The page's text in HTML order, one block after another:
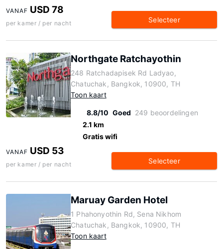
VANAF USD 78
per kamer / per nacht Selecteer
Northgate Ratchayothin
248 Ratchadapisek Rd Ladyao,
Chatuchak, Bangkok, 10900, TH
Toon kaart
8.8/10 Goed 249 beoordelingen
2.1 km
Gratis wifi
VANAF USD 53
per kamer / per nacht Selecteer
Maruay Garden Hotel
1 Phahonyothin Rd, Sena Nikhom
Chatuchak, Bangkok, 10900, TH
Toon kaart